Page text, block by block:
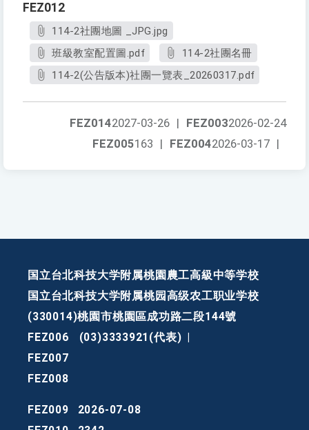
FEZ012
114-2社團地圖 _JPG.jpg
班級教室配置圖.pdf
114-2社團名冊
114-2(公告版本)社團一覽表_20260317.pdf
FEZ0032026-02-24
FEZ0142027-03-26 |
FEZ0042026-03-17 |
FEZ005163 |
国立台北科技大学附属桃園農工高級中等学校
国立台北科技大学附属桃园高级农工职业学校
(330014)桃園市桃園區成功路二段144號
FEZ006
(03)3333921(代表)
FEZ007
FEZ008
FEZ009
2026-07-08